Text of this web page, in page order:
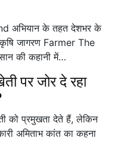
अभियान के तहत देशभर के
जागरण Farmer The
की कहानी में…
पर जोर दे रहा
को प्रमुखता देते हैं, लेकिन
अमिताभ कांत का कहना